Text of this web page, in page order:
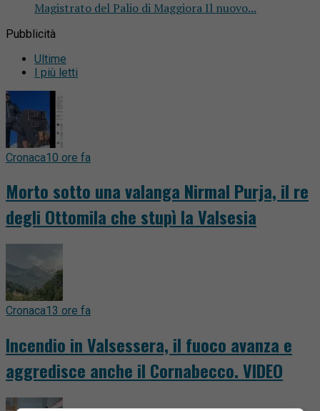
Magistrato del Palio di Maggiora Il nuovo...
Pubblicità
Ultime
I più letti
Cronaca10 ore fa
Morto sotto una valanga Nirmal Purja, il re
degli Ottomila che stupì la Valsesia
Cronaca13 ore fa
Incendio in Valsessera, il fuoco avanza e
aggredisce anche il Cornabecco. VIDEO